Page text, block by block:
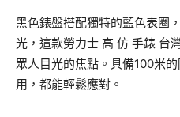
黑色錶盤搭配獨特的藍色表圈
光，這款勞力士 高 仿 手錶 台
眾人目光的焦點。具備100米
用，都能輕鬆應對。